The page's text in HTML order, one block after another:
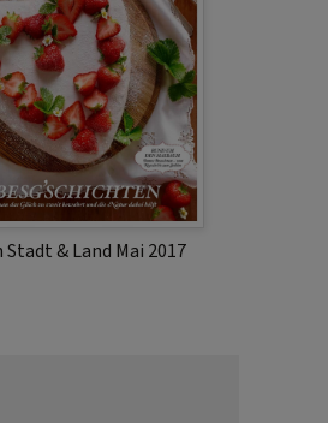
Stadt & Land Mai 2017